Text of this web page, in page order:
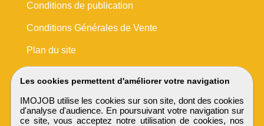
Les cookies permettent d'améliorer votre navigation
IMOJOB utilise les cookies sur son site, dont des cookies
d'analyse d'audience. En poursuivant votre navigation sur
ce site, vous acceptez notre utilisation de cookies, nos
Conditions de publication
Conditions Générales de Vente
Plan du site